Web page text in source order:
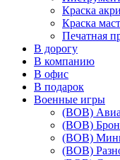
Краска
Краска
Печатная
В дорогу
В компанию
В офис
В подарок
Военные игры
(ВОВ)
(ВОВ)
(ВОВ)
(ВОВ)